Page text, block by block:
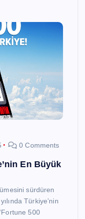
0 Comments
En Büyük
sürdüren
Türkiye’nin
500